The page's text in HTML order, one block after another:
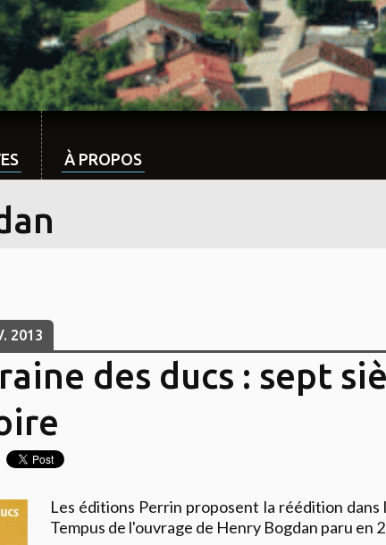
À PROPOS
2013
des ducs : sept
Les éditions Perrin proposent la réédition dans
Tempus de l'ouvrage de Henry Bogdan paru en